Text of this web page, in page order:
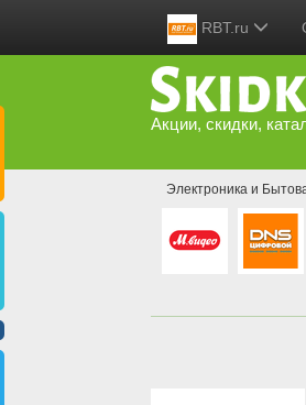
RBT.ru
Акции, скидки,
Электроника и